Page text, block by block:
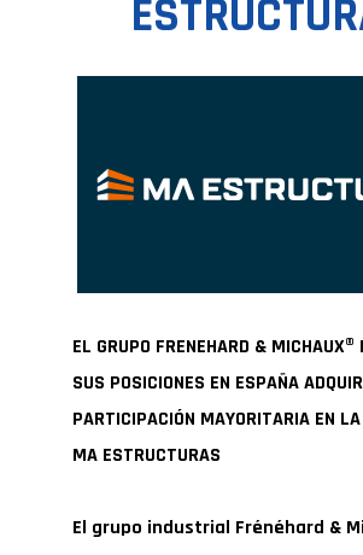
EL GRUPO FRENEHARD & MICHAUX®
SUS POSICIONES EN ESPAÑA
PARTICIPACIÓN MAYORITARIA EN
MA ESTRUCTURAS
El grupo industrial Frénéhard &